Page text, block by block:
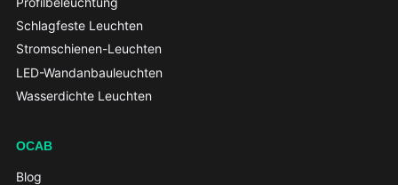
Schlagfeste Leuchten
Stromschienen-Leuchten
LED-Wandanbauleuchten
Wasserdichte Leuchten
OCAB
Blog